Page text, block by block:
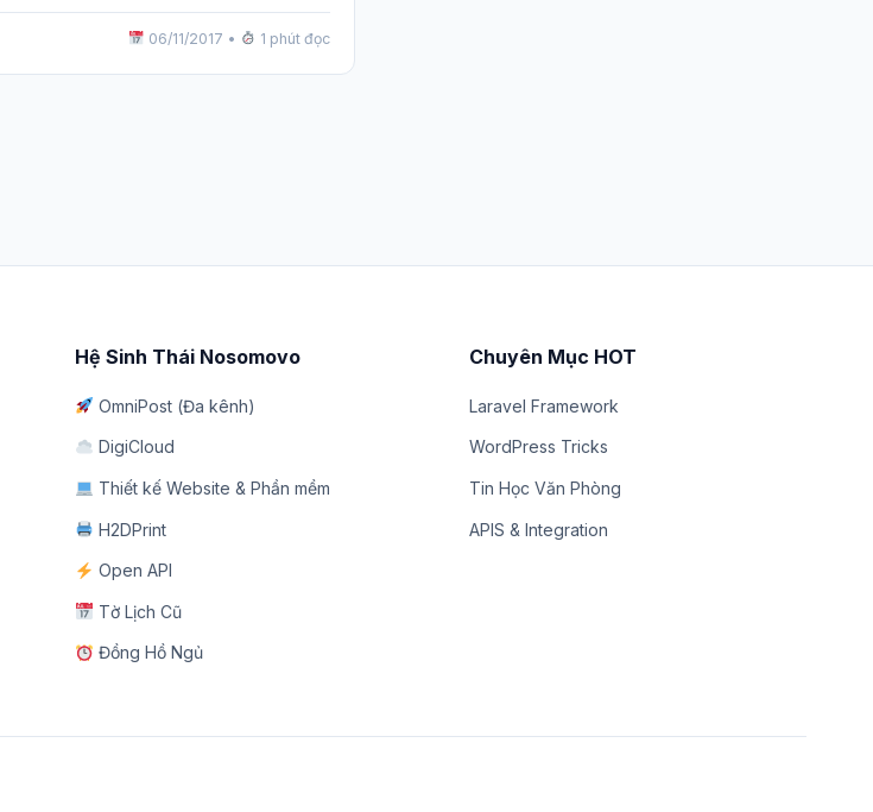
06/11/2017 • 1 phút đọc
Hệ Sinh Thái Nosomovo
OmniPost (Đa kênh)
DigiCloud
Thiết kế Website & Phần mềm
H2DPrint
Open API
Tờ Lịch Cũ
Đồng Hồ Ngủ
Chuyên Mục HOT
Laravel Framework
WordPress Tricks
Tin Học Văn Phòng
APIS & Integration